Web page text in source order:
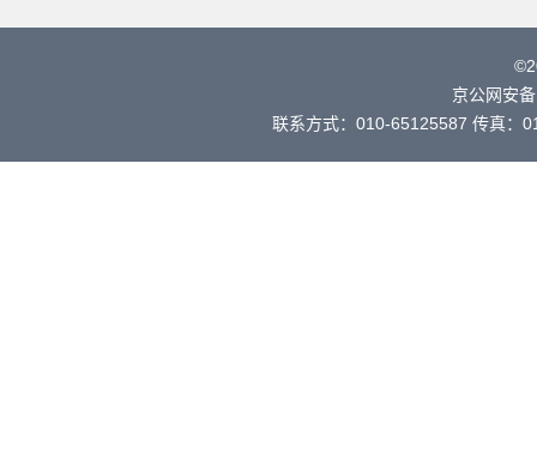
京公网安
联系方式：010-65125587 传真：